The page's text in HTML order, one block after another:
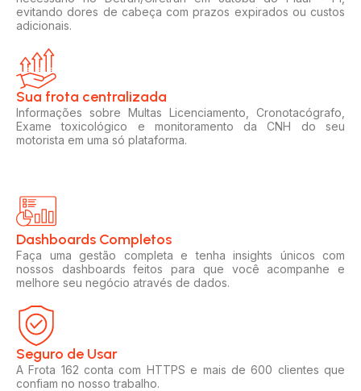
evitando dores de cabeça com prazos expirados ou custos
adicionais.
Sua frota centralizada​
Informações sobre Multas Licenciamento, Cronotacógrafo,
Exame toxicológico e monitoramento da CNH do seu
motorista em uma só plataforma.
Dashboards Completos​​
Faça uma gestão completa e tenha insights únicos com
nossos dashboards feitos para que você acompanhe e
melhore seu negócio através de dados.
Seguro de Usar​
A Frota 162 conta com HTTPS e mais de 600 clientes que
confiam no nosso trabalho.